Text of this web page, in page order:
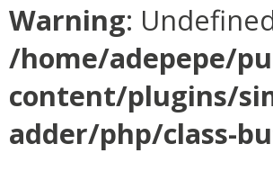
Warning:
/home/adepepe/
content/plugins/
adder/php/class-